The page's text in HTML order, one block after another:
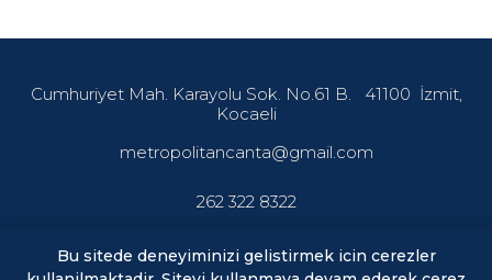
Cumhuriyet Mah. Karayolu Sok. No.61 B. 41100 İzmit,
Kocaeli
metropolitancanta@gmail.com
262 322 8322
Bu sitede deneyiminizi gelistirmek icin cerezler